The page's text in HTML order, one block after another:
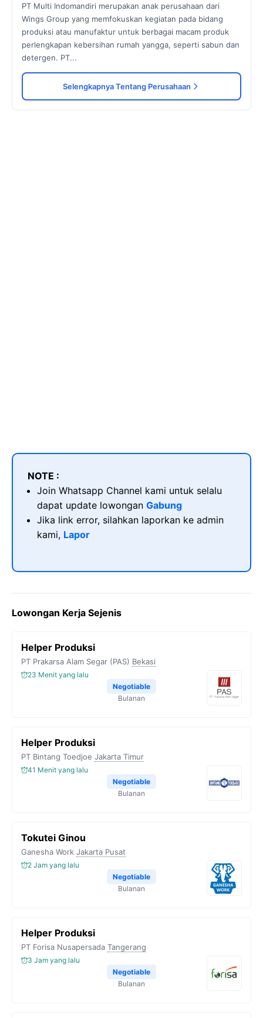
PT Multi Indomandiri merupakan anak perusahaan dari
Wings Group yang memfokuskan kegiatan pada bidang
produksi atau manufaktur untuk berbagai macam produk
perlengkapan kebersihan rumah yangga, seperti sabun dan
detergen. PT...
Selengkapnya Tentang Perusahaan
NOTE :
Join Whatsapp Channel kami untuk selalu
dapat update lowongan Gabung
Jika link error, silahkan laporkan ke admin
kami, Lapor
Lowongan Kerja Sejenis
Helper Produksi
PT Prakarsa Alam Segar (PAS) Bekasi
23 Menit yang lalu
Negotiable
Bulanan
Helper Produksi
PT Bintang Toedjoe Jakarta Timur
41 Menit yang lalu
Negotiable
Bulanan
Tokutei Ginou
Ganesha Work Jakarta Pusat
2 Jam yang lalu
Negotiable
Bulanan
Helper Produksi
PT Forisa Nusapersada Tangerang
3 Jam yang lalu
Negotiable
Bulanan